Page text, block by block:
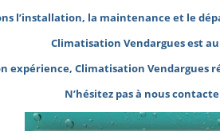
l’installation, la maintenance et le
Climatisation Vendarguesest
expérience, Climatisation Vendargues
N’hésitez pas à nous